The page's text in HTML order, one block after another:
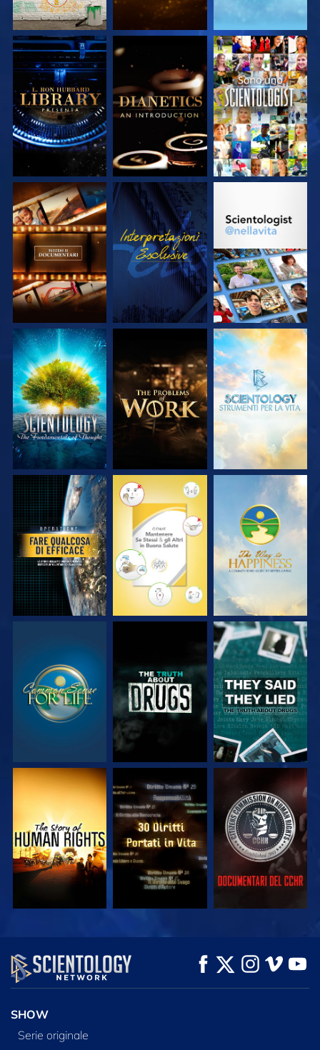
ESPLORA LE
SERIE
ESPLORA LE
SERIE
GUARDA
ESPLORA LE
SERIE
GUARDA
ESPLORA LE
ESPLORA LE
SERIE
ESPLORA LE
SERIE
ESPLORA LE
SERIE
GUARDA GUARDA GUARDA
GUARDA GUARDA GUARDA
GUARDA GUARDA GUARDA
GUARDA
ESPLORA LE
SERIE
SHOW
Serie originale